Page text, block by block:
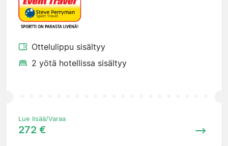
Ottelulippu sisältyy
2 yötä hotellissa sisältyy
Lue lisää/Varaa
272 €